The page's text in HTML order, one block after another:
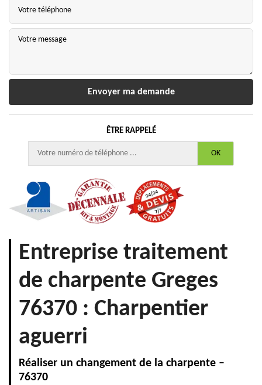
ÊTRE RAPPELÉ
Entreprise traitement
de charpente Greges
76370 : Charpentier
aguerri
Réaliser un changement de la charpente –
76370